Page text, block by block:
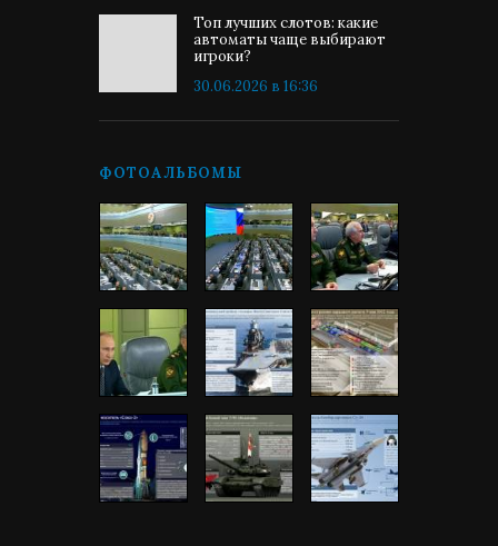
Топ лучших слотов: какие
автоматы чаще выбирают
игроки?
30.06.2026 в 16:36
ФОТОАЛЬБОМЫ